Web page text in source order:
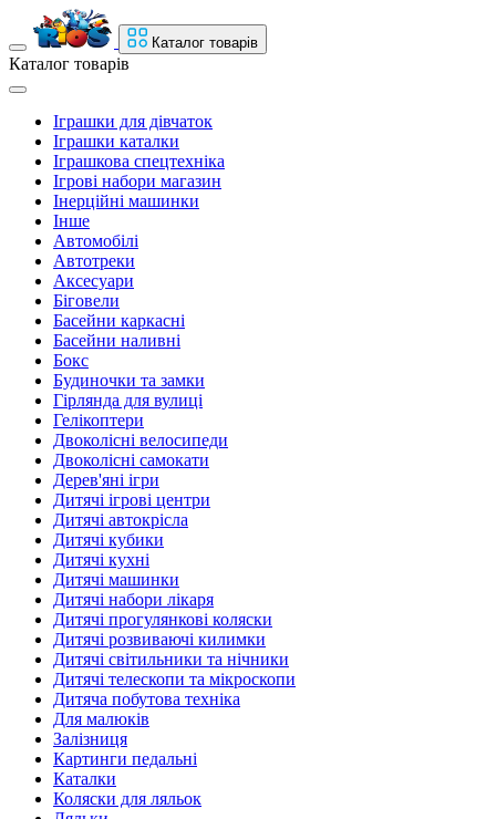
Каталог товарів
Каталог товарів
Іграшки для дівчаток
Іграшки каталки
Іграшкова спецтехніка
Ігрові набори магазин
Інерційні машинки
Інше
Автомобілі
Автотреки
Аксесуари
Біговели
Басейни каркасні
Басейни наливні
Бокс
Будиночки та замки
Гірлянда для вулиці
Гелікоптери
Двоколісні велосипеди
Двоколісні самокати
Дерев'яні ігри
Дитячі ігрові центри
Дитячі автокрісла
Дитячі кубики
Дитячі кухні
Дитячі машинки
Дитячі набори лікаря
Дитячі прогулянкові коляски
Дитячі розвиваючі килимки
Дитячі світильники та нічники
Дитячі телескопи та мікроскопи
Дитяча побутова техніка
Для малюків
Залізниця
Картинги педальні
Каталки
Коляски для ляльок